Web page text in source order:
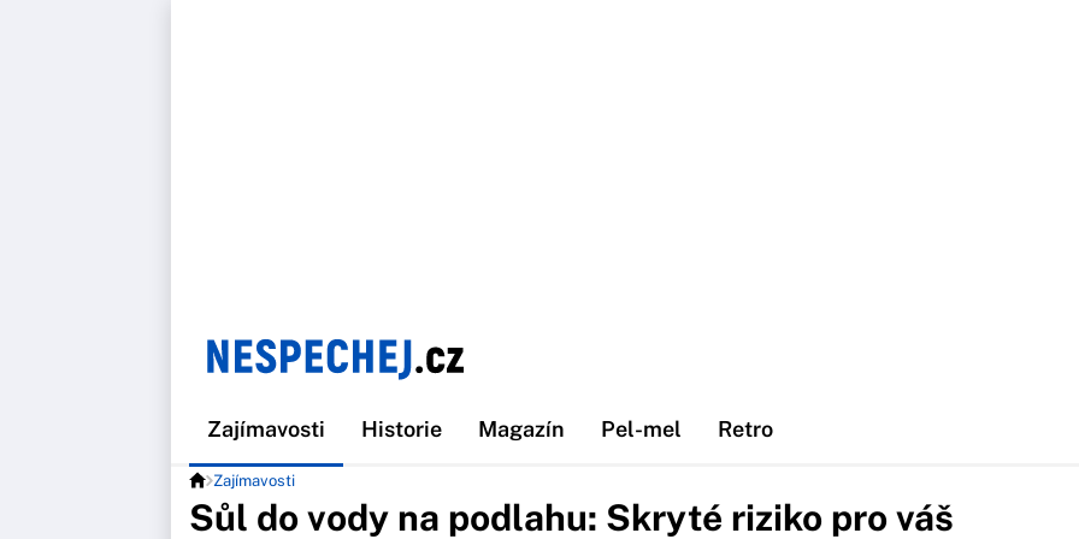
Zajímavosti Historie Magazín Pel-mel Retro
Zajímavosti
Sůl do vody na podlahu: Skryté riziko pro váš